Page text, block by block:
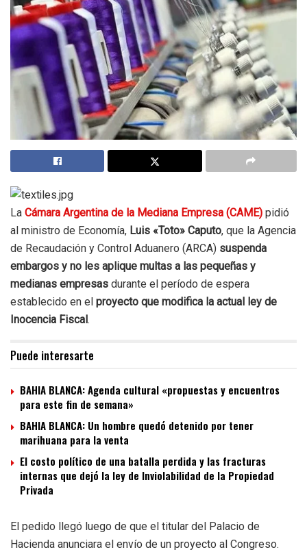
La Cámara Argentina de la Mediana Empresa (CAME) pidió
al ministro de Economía, Luis «Toto» Caputo, que la Agencia
de Recaudación y Control Aduanero (ARCA) suspenda
embargos y no les aplique multas a las pequeñas y
medianas empresas durante el período de espera
establecido en el proyecto que modifica la actual ley de
Inocencia Fiscal .
Puede interesarte
BAHIA BLANCA: Agenda cultural «propuestas y encuentros
para este fin de semana»
BAHIA BLANCA: Un hombre quedó detenido por tener
marihuana para la venta
El costo político de una batalla perdida y las fracturas
internas que dejó la ley de Inviolabilidad de la Propiedad
Privada
El pedido llegó luego de que el titular del Palacio de
Hacienda anunciara el envío de un proyecto al Congreso.